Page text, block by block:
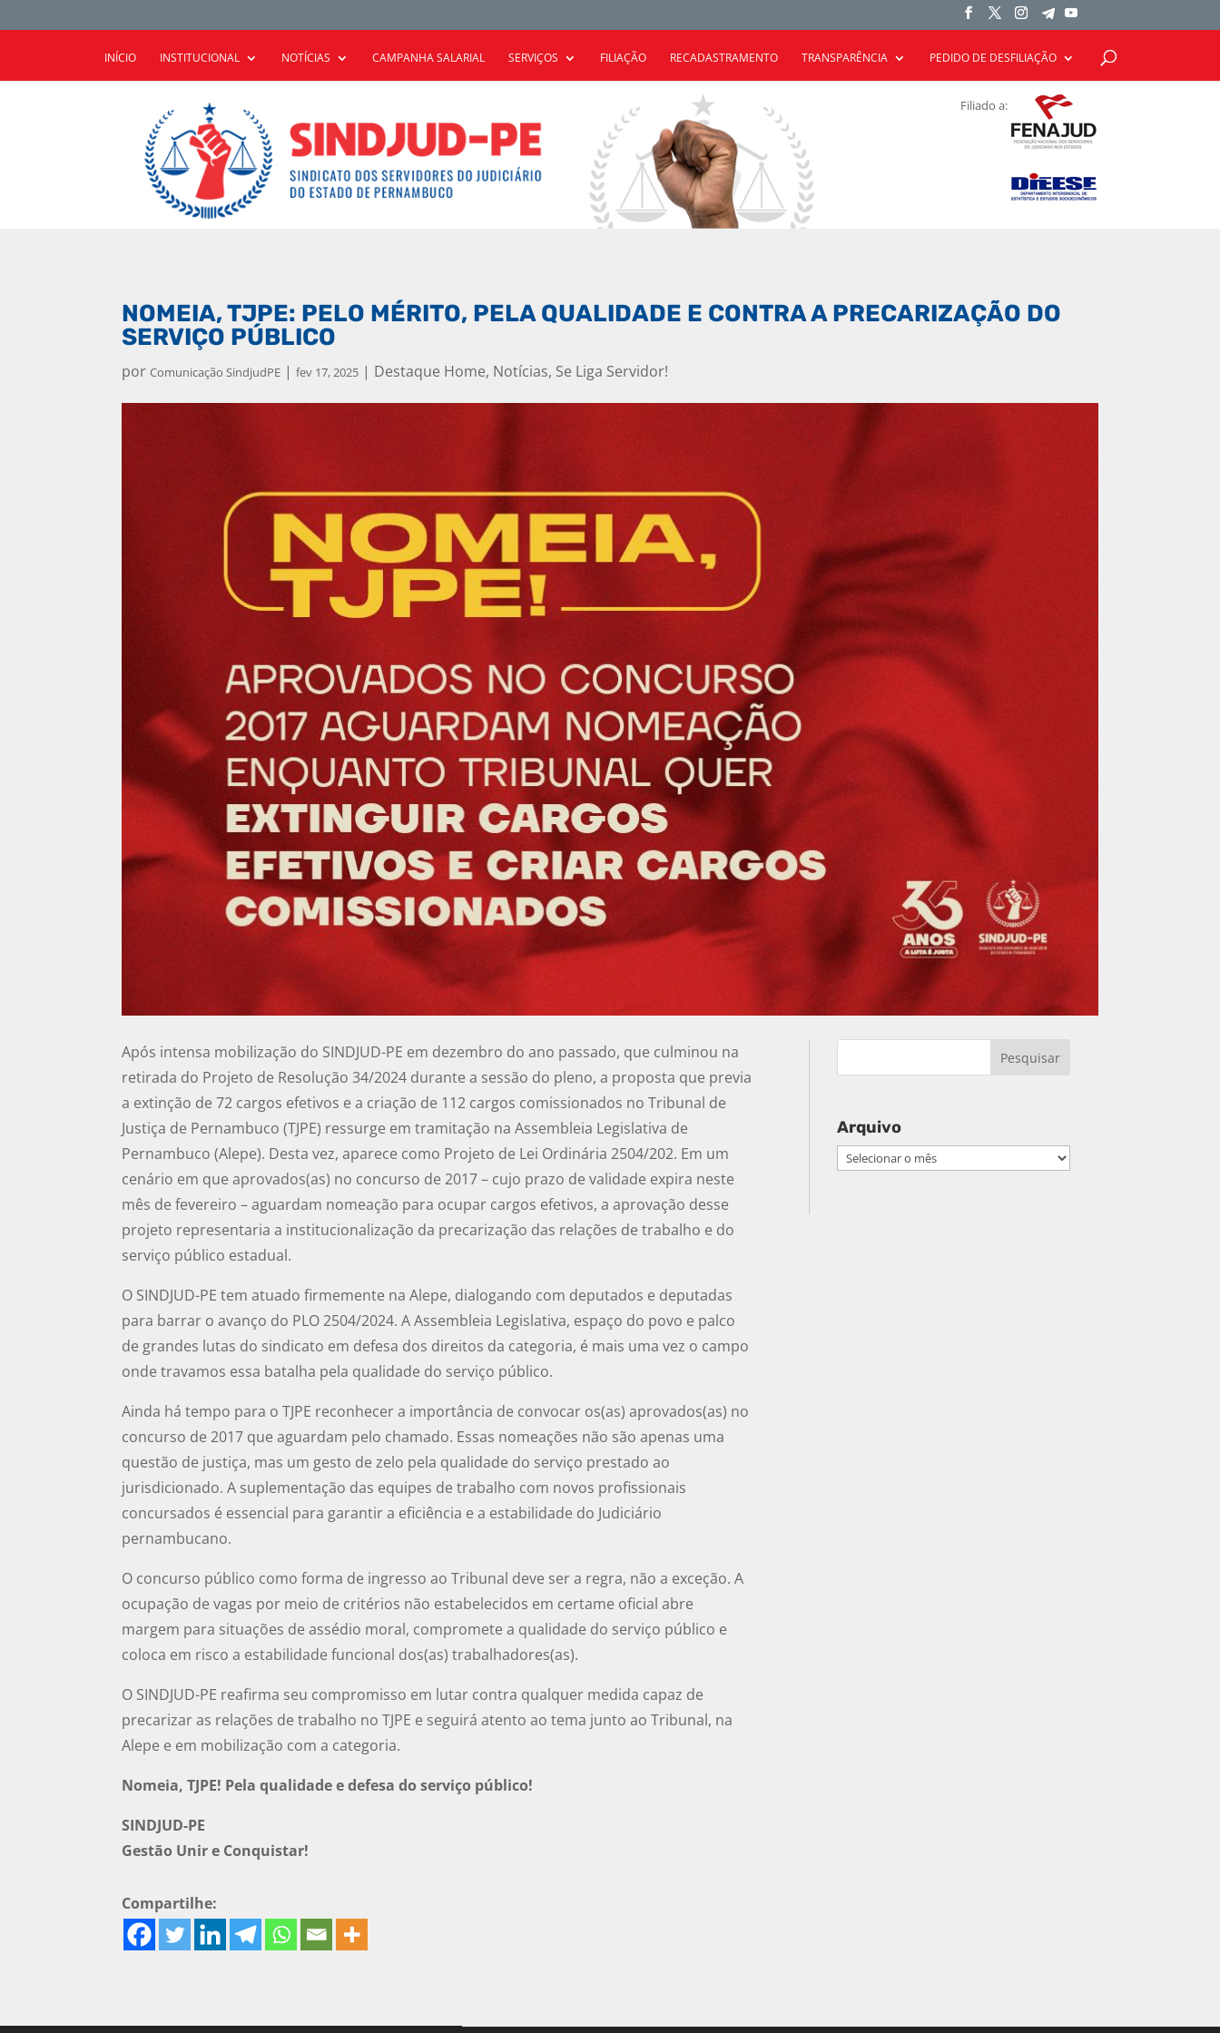
INÍCIO INSTITUCIONAL NOTÍCIAS CAMPANHA SALARIAL SERVIÇOS FILIAÇÃO RECADASTRAMENTO TRANSPARÊNCIA PEDIDO DE DESFILIAÇÃO
Filiado a:
NOMEIA, TJPE: PELO MÉRITO, PELA QUALIDADE E CONTRA A PRECARIZAÇÃO DO
SERVIÇO PÚBLICO
porComunicação SindjudPE |fev 17, 2025 | Destaque Home, Notícias, Se Liga Servidor!
Após intensa mobilização do SINDJUD-PE em dezembro do ano passado, que culminou na
retirada do Projeto de Resolução 34/2024 durante a sessão do pleno, a proposta que previa
a extinção de 72 cargos efetivos e a criação de 112 cargos comissionados no Tribunal de
Justiça de Pernambuco (TJPE) ressurge em tramitação na Assembleia Legislativa de
Pernambuco (Alepe). Desta vez, aparece como Projeto de Lei Ordinária 2504/202. Em um
cenário em que aprovados(as) no concurso de 2017 – cujo prazo de validade expira neste
mês de fevereiro – aguardam nomeação para ocupar cargos efetivos, a aprovação desse
projeto representaria a institucionalização da precarização das relações de trabalho e do
serviço público estadual.
O SINDJUD-PE tem atuado firmemente na Alepe, dialogando com deputados e deputadas
para barrar o avanço do PLO 2504/2024. A Assembleia Legislativa, espaço do povo e palco
de grandes lutas do sindicato em defesa dos direitos da categoria, é mais uma vez o campo
onde travamos essa batalha pela qualidade do serviço público.
Ainda há tempo para o TJPE reconhecer a importância de convocar os(as) aprovados(as) no
concurso de 2017 que aguardam pelo chamado. Essas nomeações não são apenas uma
questão de justiça, mas um gesto de zelo pela qualidade do serviço prestado ao
jurisdicionado. A suplementação das equipes de trabalho com novos profissionais
concursados é essencial para garantir a eficiência e a estabilidade do Judiciário
pernambucano.
O concurso público como forma de ingresso ao Tribunal deve ser a regra, não a exceção. A
ocupação de vagas por meio de critérios não estabelecidos em certame oficial abre
margem para situações de assédio moral, compromete a qualidade do serviço público e
coloca em risco a estabilidade funcional dos(as) trabalhadores(as).
O SINDJUD-PE reafirma seu compromisso em lutar contra qualquer medida capaz de
precarizar as relações de trabalho no TJPE e seguirá atento ao tema junto ao Tribunal, na
Alepe e em mobilização com a categoria.
Nomeia, TJPE! Pela qualidade e defesa do serviço público!
SINDJUD-PE
Gestão Unir e Conquistar!
Compartilhe:
Arquivo
Arquivo